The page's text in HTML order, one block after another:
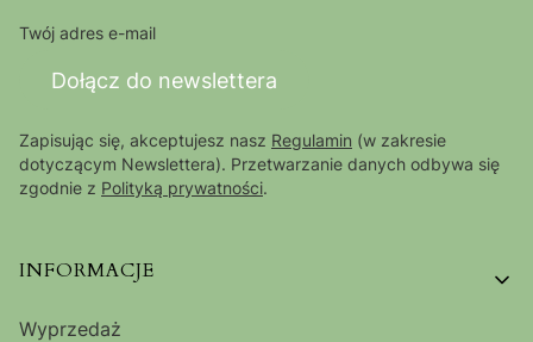
Twój adres e-mail
Dołącz do newslettera
Zapisując się, akceptujesz nasz Regulamin (w zakresie
dotyczącym Newslettera). Przetwarzanie danych odbywa się
zgodnie z Polityką prywatności.
Linki w stopce
INFORMACJE
Wyprzedaż